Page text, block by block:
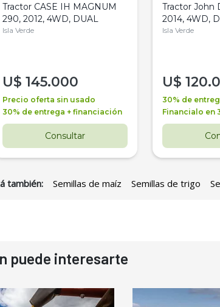
Tractor CASE IH MAGNUM
290, 2012, 4WD, DUAL
Isla Verde
U$ 145.000
Precio oferta sin usado
30% de entrega + financiación
Consultar
Tractor John
2014, 4WD,
Isla Verde
U$
30% de
Financialo en
también: Semillas de maíz Semillas de trigo
puede interesarte